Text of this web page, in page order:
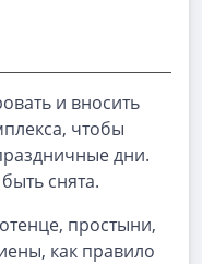
и вносить
чтобы
дни.
снята.
простыни,
как правило